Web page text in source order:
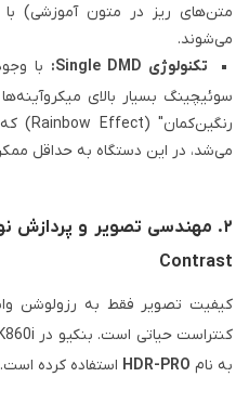
متن‌های ریز در متون آموزشی)
می‌شوند.
تکنولوژی Single DMD: با
می‌شد، در این دستگاه به حداقل
Contrast
کیفیت تصویر فقط به رزولوشن
به نام HDR-PRO استفاده کرده است.